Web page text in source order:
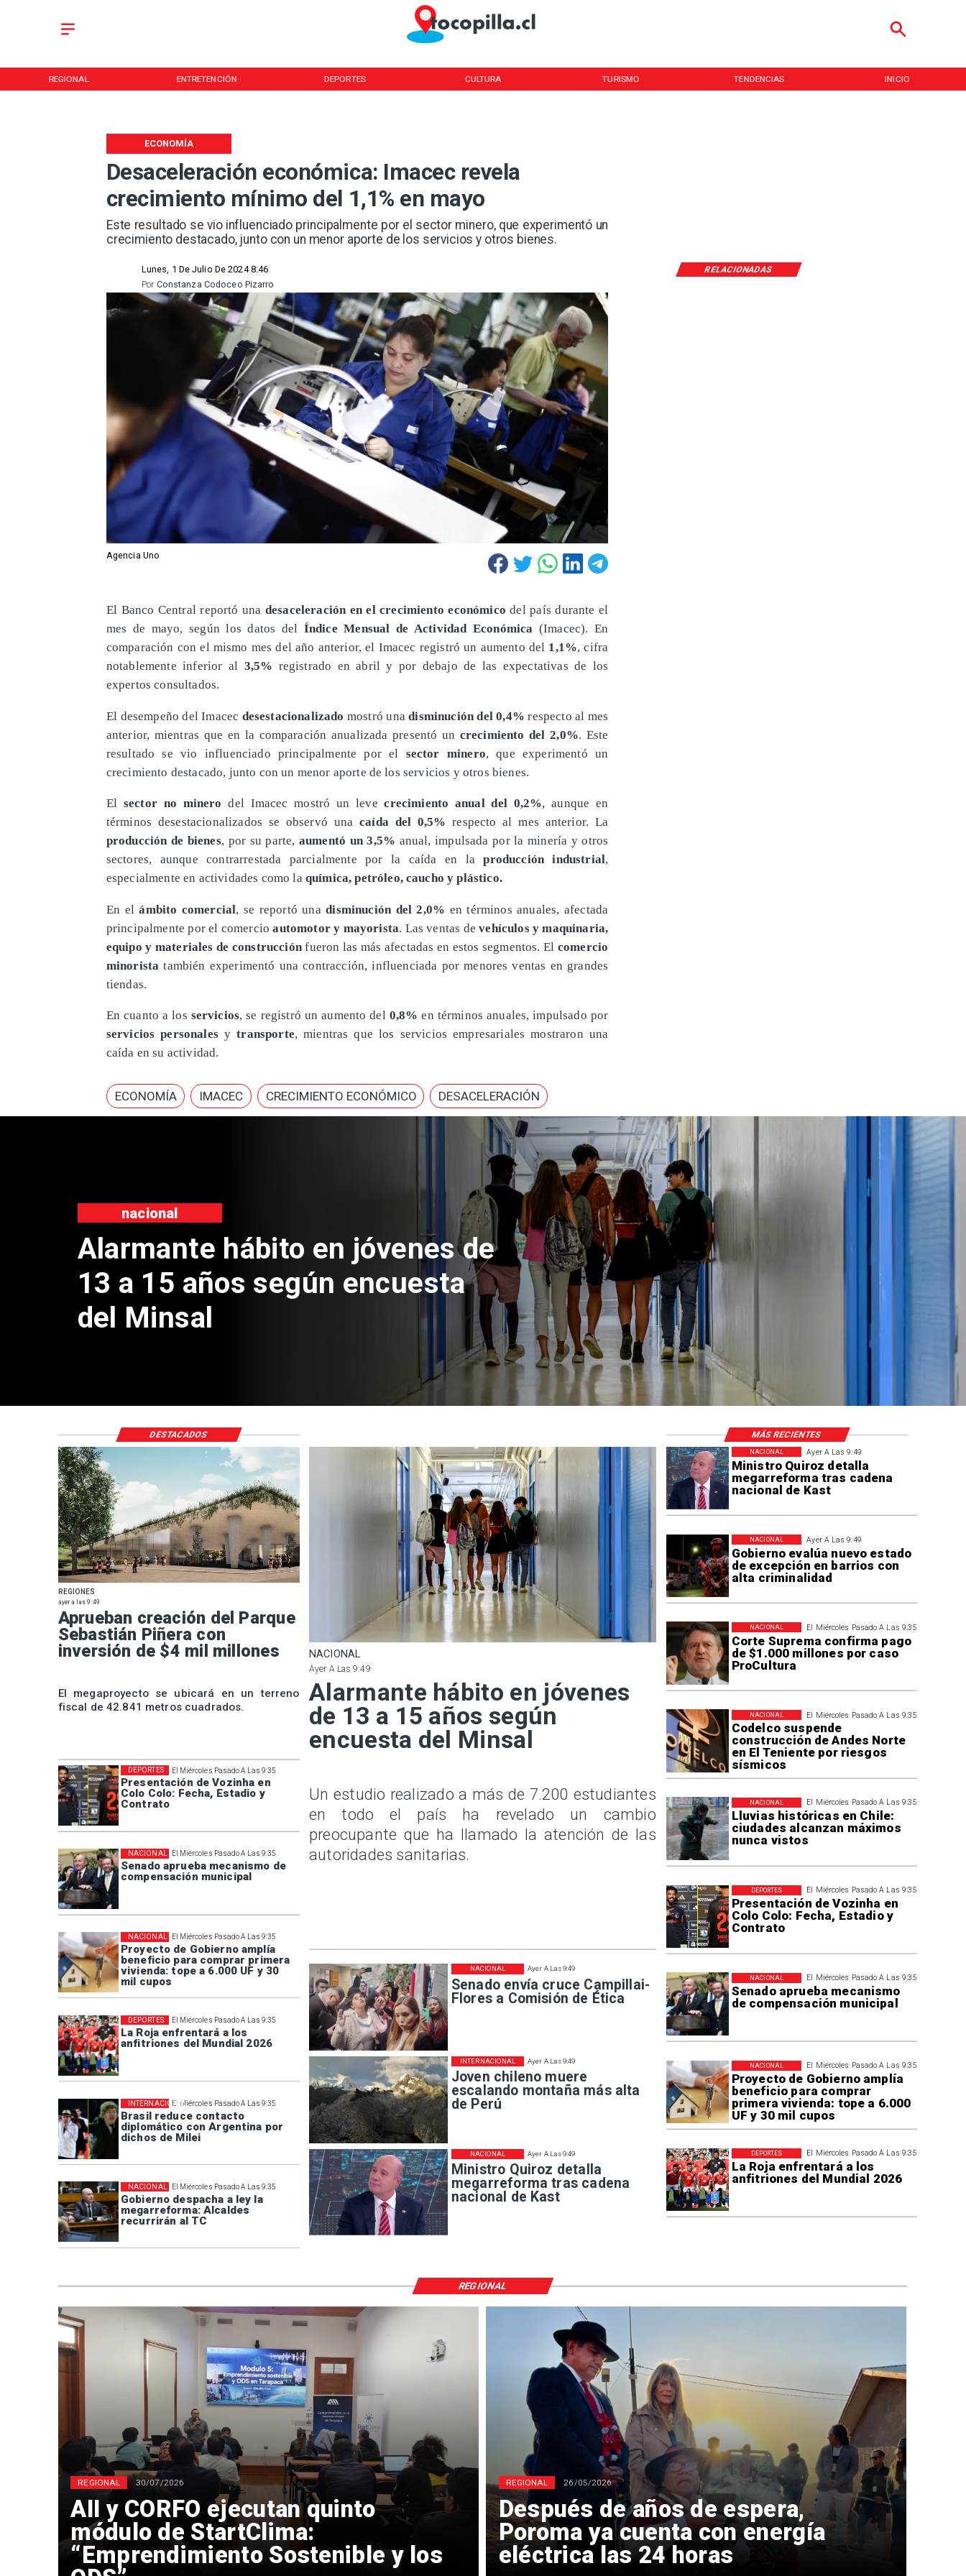
REGIONAL ENTRETENCIÓN DEPORTES CULTURA TURISMO TENDENCIAS INICIO
Desaceleración económica: Imacec revela
crecimiento mínimo del 1,1% en mayo
Este resultado se vio influenciado principalmente por el sector minero, que experimentó un
crecimiento destacado, junto con un menor aporte de los servicios y otros bienes.
ECONOMÍA
RELACIONADAS
Lunes, 1 De Julio De 2024 8:46
Constanza Codoceo Pizarro
Por
Agencia Uno
El Banco Central reportó una desaceleración en el crecimiento económico del país durante el
mes de mayo, según los datos del Índice Mensual de Actividad Económica (Imacec). En
comparación con el mismo mes del año anterior, el Imacec registró un aumento del 1,1%, cifra
notablemente inferior al 3,5% registrado en abril y por debajo de las expectativas de los
expertos consultados.
El desempeño del Imacec desestacionalizado mostró unadisminución del 0,4% respecto al mes
anterior, mientras que en la comparación anualizada presentó un crecimiento del 2,0%. Este
resultado se vio influenciado principalmente por el sector minero, que experimentó un
crecimiento destacado, junto con un menor aporte de los servicios y otros bienes.
El sector no minero del Imacec mostró un leve crecimiento anual del 0,2%, aunque en
términos desestacionalizados se observó una caída del 0,5% respecto al mes anterior. La
producción de bienes, por su parte, aumentó un 3,5% anual, impulsada por la minería y otros
sectores, aunque contrarrestada parcialmente por la caída en laproducción industrial,
especialmente en actividades como la química, petróleo, caucho y plástico.
En elámbito comercial, se reportó unadisminución del 2,0% en términos anuales, afectada
principalmente por el comercioautomotor y mayorista. Las ventas devehículos y maquinaria,
equipo y materiales de construcciónfueron las más afectadas en estos segmentos. El comercio
minorista también experimentó una contracción, influenciada por menores ventas en grandes
tiendas.
En cuanto a los servicios, se registró un aumento del 0,8%en términos anuales, impulsado por
servicios personalesytransporte, mientras que los servicios empresariales mostraron una
caída en su actividad.
ECONOMÍA IMACEC CRECIMIENTO ECONÓMICO DESACELERACIÓN
Aprueban creación del Parque
Sebastián Piñera con inversión
de $4 mil millones
Regiones
Ayer A Las 9:49
Ministro Quiroz detalla
megarreforma tras cadena
nacional de Kast
NACIONAL
Ayer A Las 9:49
Gobierno evalúa nuevo estado
de excepción en barrios con
alta criminalidad
NACIONAL
El Miércoles Pasado A Las 9:35
Corte Suprema confirma pago
de $1.000 millones por caso
ProCultura
NACIONAL
El Miércoles Pasado A Las 9:35
Codelco suspende
construcción de Andes Norte
en El Teniente por riesgos
sísmicos
NACIONAL
El Miércoles Pasado A Las 9:35
Lluvias históricas en Chile:
ciudades alcanzan máximos
nunca vistos
NACIONAL
El Miércoles Pasado A Las 9:35
Presentación de Vozinha en
Colo Colo: Fecha, Estadio y
Contrato
DEPORTES
El Miércoles Pasado A Las 9:35
Senado aprueba mecanismo
de compensación municipal
NACIONAL
El Miércoles Pasado A Las 9:35
Proyecto de Gobierno amplía
beneficio para comprar
primera vivienda: tope a 6.000
UF y 30 mil cupos
NACIONAL
El Miércoles Pasado A Las 9:35
La Roja enfrentará a los
anfitriones del Mundial 2026
DEPORTES
El Miércoles Pasado A Las 9:35
Presentación de Vozinha en
Colo Colo: Fecha, Estadio y
Contrato
DEPORTES
El Miércoles Pasado A Las 9:35
Senado aprueba mecanismo de
compensación municipal
NACIONAL
El Miércoles Pasado A Las 9:35
Proyecto de Gobierno amplía
beneficio para comprar primera
vivienda: tope a 6.000 UF y 30
mil cupos
NACIONAL
El Miércoles Pasado A Las 9:35
La Roja enfrentará a los
anfitriones del Mundial 2026
DEPORTES
El Miércoles Pasado A Las 9:35
Brasil reduce contacto
diplomático con Argentina por
dichos de Milei
INTERNACIONAL
El Miércoles Pasado A Las 9:35
Gobierno despacha a ley la
megarreforma: Alcaldes
recurrirán al TC
NACIONAL
Ayer A Las 9:49
Senado envía cruce Campillai-
Flores a Comisión de Ética
NACIONAL
Ayer A Las 9:49
Joven chileno muere
escalando montaña más alta
de Perú
INTERNACIONAL
Ayer A Las 9:49
Ministro Quiroz detalla
megarreforma tras cadena
nacional de Kast
NACIONAL
REGIONES
ayer a las 9:49
Aprueban creación del Parque
Sebastián Piñera con
inversión de $4 mil millones
El megaproyecto se ubicará en un terreno
fiscal de 42.841 metros cuadrados.
NACIONAL
Ayer A Las 9:49
Alarmante hábito en jóvenes
de 13 a 15 años según
encuesta del Minsal
Un estudio realizado a más de 7.200 estudiantes
en todo el país ha revelado un cambio
preocupante que ha llamado la atención de las
autoridades sanitarias.
DESTACADOS MÁS RECIENTES
AII y CORFO ejecutan quinto
módulo de StartClima:
“Emprendimiento Sostenible y los
REGIONAL 30/07/2026
Después de años de espera,
Poroma ya cuenta con energía
eléctrica las 24 horas
REGIONAL 26/05/2026
REGIONAL